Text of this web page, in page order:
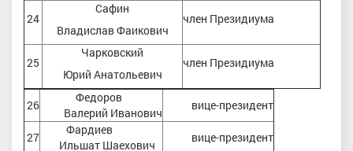
24
Сафин
Владислав Фаикович
член Президиума
25
Чарковский
Юрий Анатольевич
член Президиума
26
Федоров
Валерий Иванович
вице-президент
27
Фардиев
Ильшат Шаехович
вице-президент